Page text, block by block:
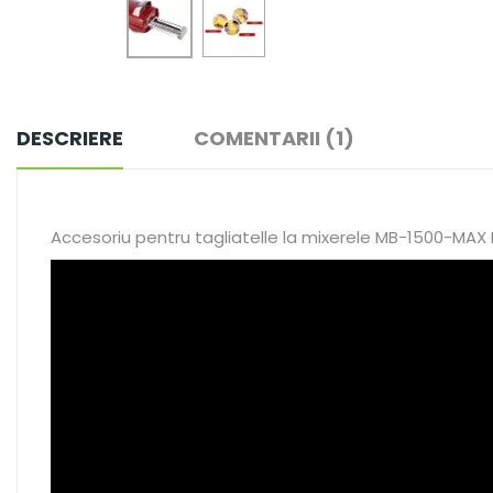
DESCRIERE COMENTARII (1)
Accesoriu pentru tagliatelle la mixerele MB-1500-MAX